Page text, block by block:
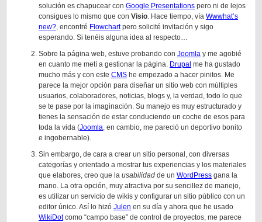
solución es chapucear con Google Presentations pero ni de lejos
consigues lo mismo que con Visio. Hace tiempo, vía Wwwhat’s
new?, encontré Flowchartpero solicité invitación y sigo
esperando. Si tenéis alguna idea al respecto…
Sobre la página web, estuve probando con Joomla y me agobié
en cuanto me metí a gestionar la página. Drupal me ha gustado
mucho más y con este CMS he empezado a hacer pinitos. Me
parece la mejor opción para diseñar un sitio web con múltiples
usuarios, colaboradores, noticias, blogs y, la verdad, todo lo que
se te pase por la imaginación. Su manejo es muy estructurado y
tienes la sensación de estar conduciendo un coche de esos para
toda la vida (Joomla, en cambio, me pareció un deportivo bonito
e ingobernable).
Sin embargo, de cara a crear un sitio personal, con diversas
categorías y orientado a mostrar tus experiencias y los materiales
que elabores, creo que la usabilidad de un WordPress gana la
mano. La otra opción, muy atractiva por su sencillez de manejo,
es utilizar un servicio de wikis y configurar un sitio público con un
editor único. Así lo hizó Julen en su día y ahora que he usado
WikiDotcomo “campo base” de control de proyectos, me parece